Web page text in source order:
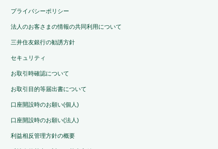
プライバシーポリシー
法人のお客さまの情報の共同利用について
三井住友銀行の勧誘方針
セキュリティ
お取引時確認について
お取引目的等届出書について
口座開設時のお願い(個人)
口座開設時のお願い(法人)
利益相反管理方針の概要